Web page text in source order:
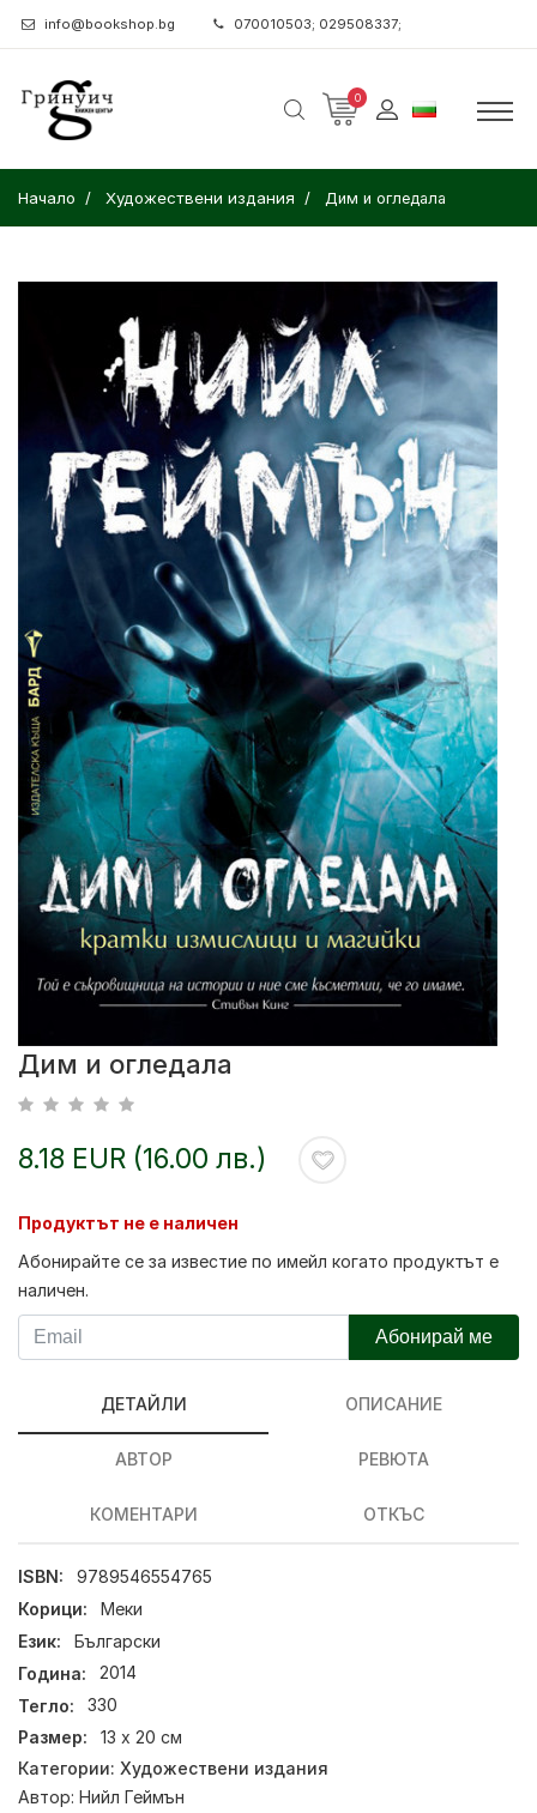
info@bookshop.bg 070010503; 029508337;
0
Начало Художествени издания Дим и огледала
Дим и огледала
8.18 EUR (16.00 лв.)
Продуктът не е наличен
Абонирайте се за известие по имейл когато продуктът е
наличен.
Абонирай ме
ДЕТАЙЛИ ОПИСАНИЕ
АВТОР РЕВЮТА
КОМЕНТАРИ ОТКЪС
ISBN:
9789546554765
Корици:
Меки
Език:
Български
Година:
2014
Тегло:
330
Размер:
13 х 20 см
Категории: Художествени издания
Автор: Нийл Геймън